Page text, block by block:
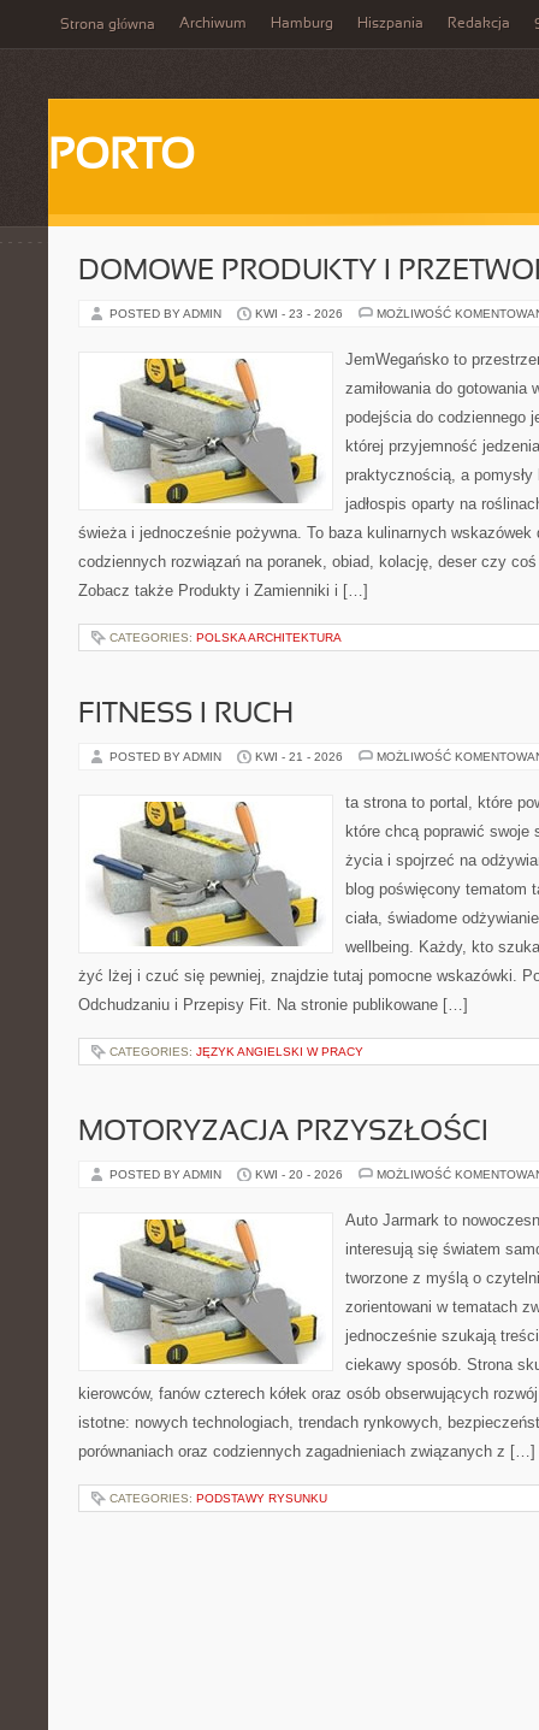
Strona główna Archiwum Hamburg Hiszpania Redakcja
PORTO
DOMOWE PRODUKTY I
POSTED BY ADMIN KWI - 23 - 2026 MOŻLIWOŚĆ
JemWegańsko to
zamiłowania do gotowania
podejścia do codziennego
której przyjemność
praktycznością, a
jadłospis oparty na
świeża i jednocześnie pożywna. To baza kulinarnych
codziennych rozwiązań na poranek, obiad, kolację, deser czy
Zobacz także Produkty i Zamienniki i […]
CATEGORIES: POLSKA ARCHITEKTURA
FITNESS I RUCH
POSTED BY ADMIN KWI - 21 - 2026 MOŻLIWOŚĆ
ta strona to portal, które
które chcą poprawić
życia i spojrzeć na
blog poświęcony tematom
ciała, świadome
wellbeing. Każdy, kto
żyć lżej i czuć się pewniej, znajdzie tutaj pomocne wskazówki.
Odchudzaniu i Przepisy Fit. Na stronie publikowane […]
CATEGORIES: JĘZYK ANGIELSKI W PRACY
MOTORYZACJA PRZYSZŁOŚCI
POSTED BY ADMIN KWI - 20 - 2026 MOŻLIWOŚĆ
Auto Jarmark to
interesują się światem
tworzone z myślą o
zorientowani w tematach
jednocześnie szukają
ciekawy sposób. Strona
kierowców, fanów czterech kółek oraz osób obserwujących
istotne: nowych technologiach, trendach rynkowych,
porównaniach oraz codziennych zagadnieniach związanych z […]
CATEGORIES: PODSTAWY RYSUNKU